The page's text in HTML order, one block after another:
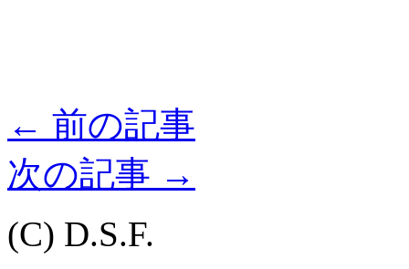
← 前の記事
次の記事 →
(C) D.S.F.